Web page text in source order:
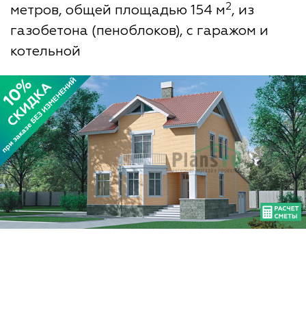
метров, общей площадью 154 м2, из
газобетона (пеноблоков), с гаражом и
котельной